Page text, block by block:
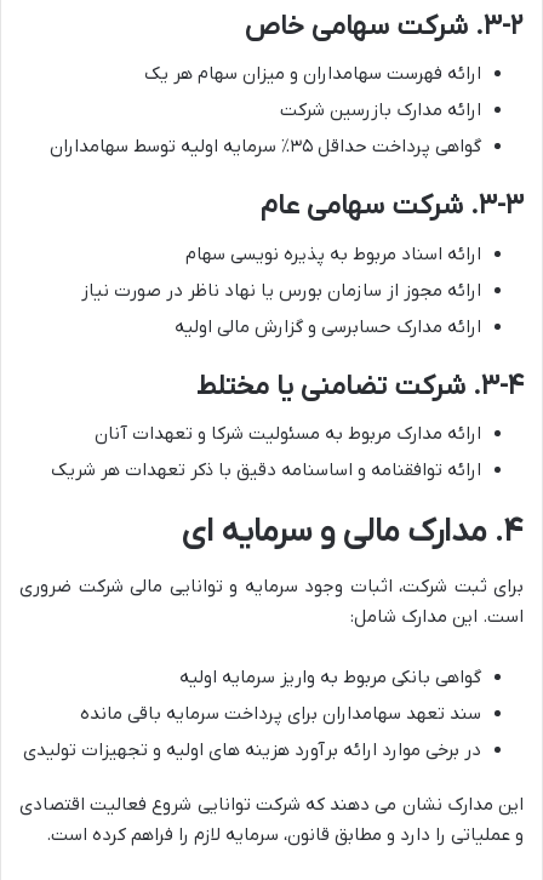
۳-۲. شرکت سهامی خاص
ارائه فهرست سهامداران و میزان سهام هر یک
ارائه مدارک بازرسین شرکت
گواهی پرداخت حداقل ۳۵٪ سرمایه اولیه توسط سهامداران
۳-۳. شرکت سهامی عام
ارائه اسناد مربوط به پذیره نویسی سهام
ارائه مجوز از سازمان بورس یا نهاد ناظر در صورت نیاز
ارائه مدارک حسابرسی و گزارش مالی اولیه
۳-۴. شرکت تضامنی یا مختلط
ارائه مدارک مربوط به مسئولیت شرکا و تعهدات آنان
ارائه توافقنامه و اساسنامه دقیق با ذکر تعهدات هر شریک
۴. مدارک مالی و سرمایه ای
برای ثبت شرکت، اثبات وجود سرمایه و توانایی مالی شرکت ضروری
است. این مدارک شامل:
گواهی بانکی مربوط به واریز سرمایه اولیه
سند تعهد سهامداران برای پرداخت سرمایه باقی مانده
در برخی موارد ارائه برآورد هزینه های اولیه و تجهیزات تولیدی
این مدارک نشان می دهند که شرکت توانایی شروع فعالیت اقتصادی
و عملیاتی را دارد و مطابق قانون، سرمایه لازم را فراهم کرده است.